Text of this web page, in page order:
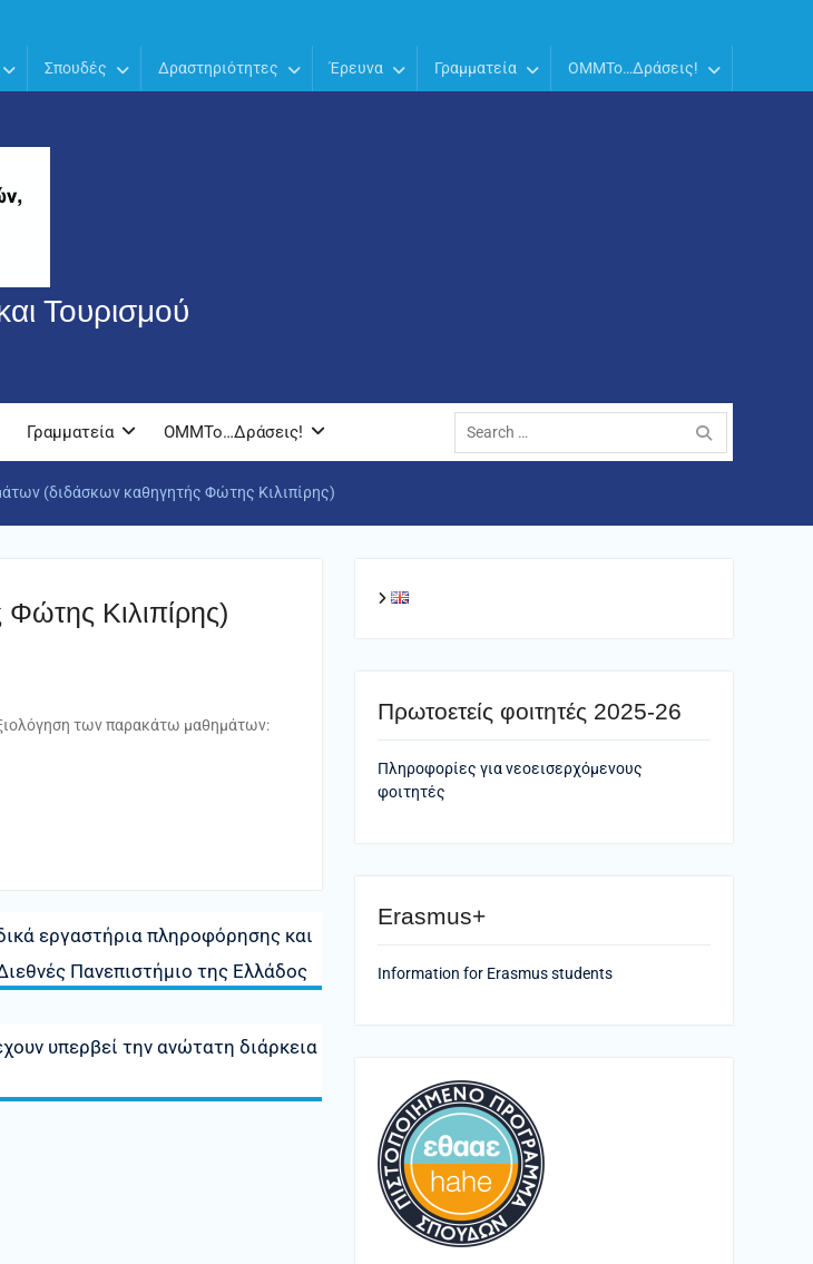
Σπουδές Δραστηριότητες Έρευνα Γραμματεία OMMTo…Δράσεις!
Τουρισμού
Γραμματεία OMMTo…Δράσεις!
Search
for:
(διδάσκων καθηγητής Φώτης Κιλιπίρης)
Κιλιπίρης)
των παρακάτω μαθημάτων:
εργαστήρια πληροφόρησης και
Πανεπιστήμιο της Ελλάδος
υπερβεί την ανώτατη διάρκεια
Πρωτοετείς φοιτητές 2025-26
Πληροφορίες για νεοεισερχόμενους
φοιτητές
Erasmus+
Information for Erasmus students